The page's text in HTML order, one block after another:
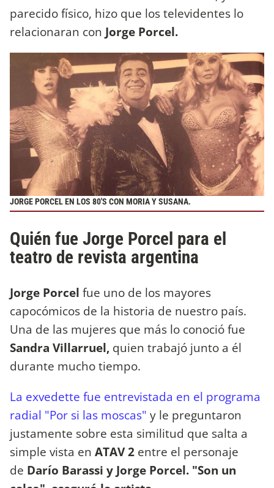
parecido físico, hizo que los televidentes lo
relacionaran con Jorge Porcel.
JORGE PORCEL EN LOS 80'S CON MORIA Y SUSANA.
Quién fue Jorge Porcel para el
teatro de revista argentina
Jorge Porcel fue uno de los mayores
capocómicos de la historia de nuestro país.
Una de las mujeres que más lo conoció fue
Sandra Villarruel, quien trabajó junto a él
durante mucho tiempo.
La exvedette fue entrevistada en el programa
radial "Por si las moscas" y le preguntaron
justamente sobre esta similitud que salta a
simple vista en ATAV 2 entre el personaje
de Darío Barassi y Jorge Porcel. "Son un